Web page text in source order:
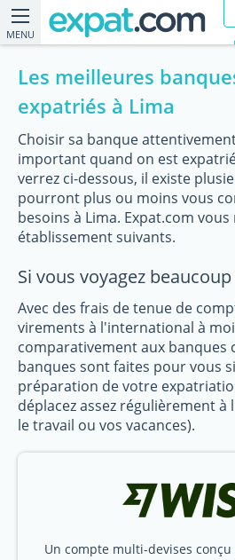
MENU
Les meilleures
expatriés à Lima
Choisir sa banque
important quand on est
verrez ci-dessous, il existe
pourront plus ou moins vous
besoins à Lima. Expat.com
établissement suivants.
Si vous voyagez
Avec des frais de tenue de
virements à l'international à
comparativement aux banques
banques sont faites pour vous
préparation de votre
déplacez assez régulièrement
le travail ou vos vacances).
Un compte multi-devises